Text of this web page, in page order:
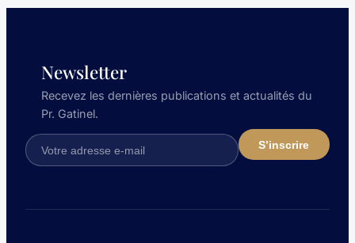
Newsletter
Recevez les dernières publications et actualités du
Pr. Gatinel.